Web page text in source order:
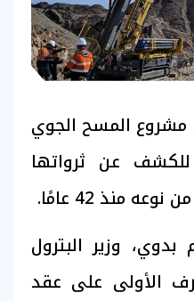
مشروع المسح الجوي
للكشف عن ثرواتها
منذ 42 عامًا.
وزير البترول
الأولى على عقد